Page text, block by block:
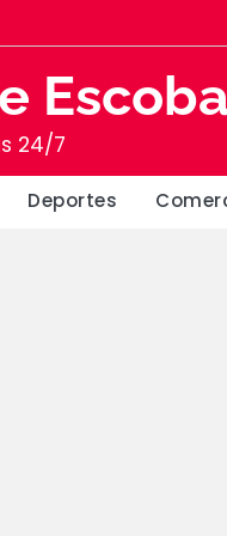
24/7
Deportes